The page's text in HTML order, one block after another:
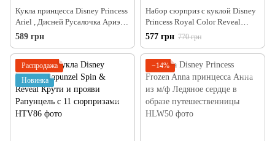
Кукла принцесса Disney Princess
Ariel , Дисней Русалочка Ариэль,
29см.
589 грн
Набор сюрприз с куклой Disney
Princess Royal Color Reveal
Дисней Принцессы, 12см меняет
цвет (в ассортименте) 7ед.
577 грн 770 грн
Распродажа
Новинка
−14%